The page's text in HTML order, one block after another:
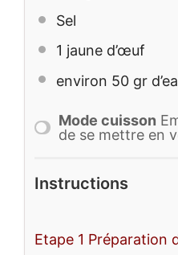
Sel
1 jaune d’œuf
environ 50 gr
Mode cuisson
de se mettre en
Instructions
Etape 1 Préparation